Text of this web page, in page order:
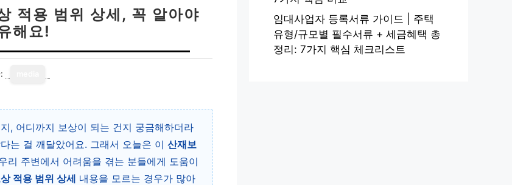
적용 범위 상세, 꼭 알아야
해요!
, 어디까지 보상이 되는 건지 궁금해하더라
는 걸 깨달았어요. 그래서 오늘은 이 산재보
리 주변에서 어려움을 겪는 분들에게 도움이
적용 범위 상세 내용을 모르는 경우가 많아
임대사업자 등록서류 가이드 | 주택
유형/규모별 필수서류 + 세금혜택 총
정리: 7가지 핵심 체크리스트